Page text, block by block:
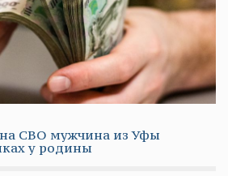
СВО мужчина из Уфы
у родины